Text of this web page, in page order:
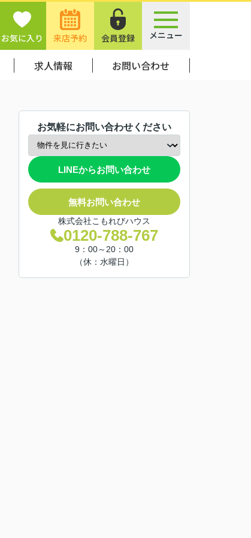
お気に入り 来店予約 会員登録 メニュー
求人情報 お問い合わせ
お気軽にお問い合わせください
LINEからお問い合わせ
無料お問い合わせ
株式会社こもれびハウス
0120-788-767
9：00～20：00
（休：水曜日）